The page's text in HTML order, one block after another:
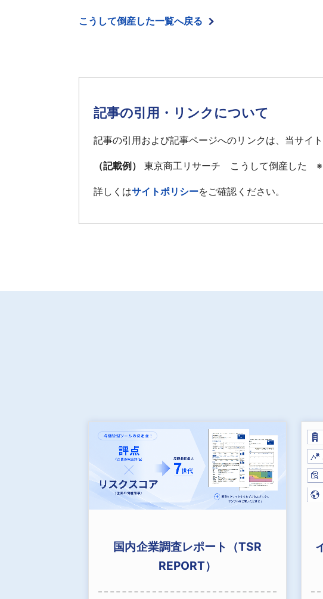
こうして倒産した一覧へ戻る
記事の引用・リンクについて
記事の引用および記事ページへのリンクは、当サイ
（記載例） 東京商工リサーチ こうして倒産した ※
詳しくはサイトポリシーをご確認ください。
国内企業調査レポート（TSR
REPORT）